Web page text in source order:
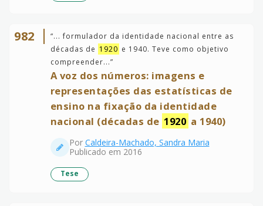
982 “... formulador da identidade nacional entre as
décadas de 1920 e 1940. Teve como objetivo
compreender...”
A voz dos números: imagens e
representações das estatísticas de
ensino na fixação da identidade
nacional (décadas de 1920 a 1940)
Por Caldeira-Machado, Sandra Maria
Publicado em 2016
Tese